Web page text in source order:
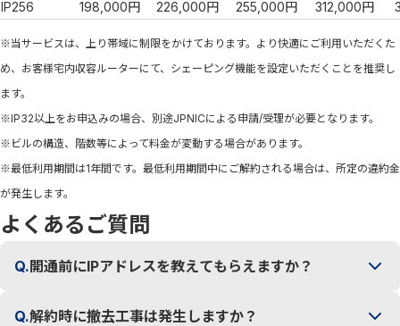
IP256 198,000円 226,000円 255,000円 312,000円
※当サービスは、上り帯域に制限をかけております。より快適にご利用いただくた
め、お客様宅内収容ルーターにて、シェーピング機能を設定いただくことを推奨し
ます。
※IP32以上をお申込みの場合、別途JPNICによる申請/受理が必要となります。
※ビルの構造、階数等によって料金が変動する場合があります。
※最低利用期間は1年間です。最低利用期間中にご解約される場合は、所定の違約金
が発生します。
よくあるご質問
Q. 開通前にIPアドレスを教えてもらえますか？
Q.解約時に撤去工事は発生しますか？